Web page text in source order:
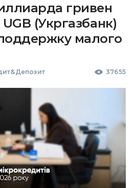
гривен
(Укргазбанк)
малого
37655